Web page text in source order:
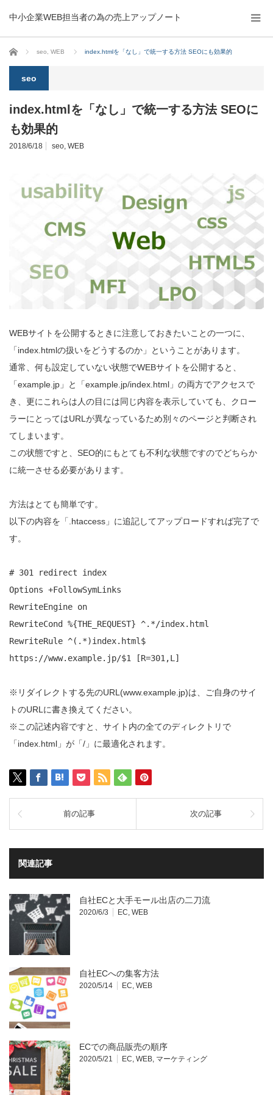
中小企業WEB担当者の為の売上アップノート
ホーム seo WEB index.htmlを「なし」で統一する方法 SEOにも効果的
seo
index.htmlを「なし」で統一する方法 SEOに
も効果的
2018/6/18 seo, WEB
WEBサイトを公開するときに注意しておきたいことの一つに、
「index.htmlの扱いをどうするのか」ということがあります。
通常、何も設定していない状態でWEBサイトを公開すると、
「example.jp」と「example.jp/index.html」の両方でアクセスで
き、更にこれらは人の目には同じ内容を表示していても、クロー
ラーにとってはURLが異なっているため別々のページと判断され
てしまいます。
この状態ですと、SEO的にもとても不利な状態ですのでどちらか
に統一させる必要があります。
方法はとても簡単です。
以下の内容を「.htaccess」に追記してアップロードすれば完了で
す。
# 301 redirect index
Options +FollowSymLinks
RewriteEngine on
RewriteCond %{THE_REQUEST} ^.*/index.html
RewriteRule ^(.*)index.html$
https://www.example.jp/$1 [R=301,L]
※リダイレクトする先のURL(www.example.jp)は、ご自身のサイ
トのURLに書き換えてください。
※この記述内容ですと、サイト内の全てのディレクトリで
「index.html」が「/」に最適化されます。
前の記事 次の記事
関連記事
自社ECと大手モール出店の二刀流
2020/6/3 EC WEB
自社ECへの集客方法
2020/5/14 EC WEB
ECでの商品販売の順序
2020/5/21 EC WEB マーケティング